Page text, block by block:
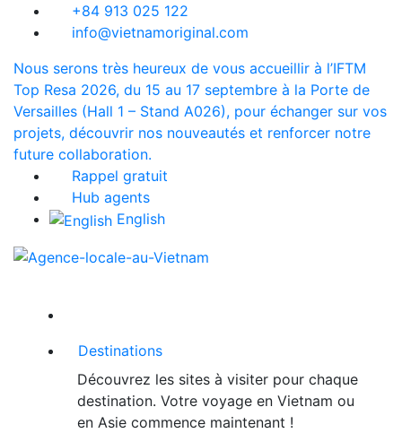
+84 913 025 122
info@vietnamoriginal.com
Nous serons très heureux de vous accueillir à l’IFTM
Top Resa 2026, du 15 au 17 septembre à la Porte de
Versailles (Hall 1 – Stand A026), pour échanger sur vos
projets, découvrir nos nouveautés et renforcer notre
future collaboration.
Rappel gratuit
Hub agents
English
Destinations
Découvrez les sites à visiter pour chaque
destination. Votre voyage en Vietnam ou
en Asie commence maintenant !